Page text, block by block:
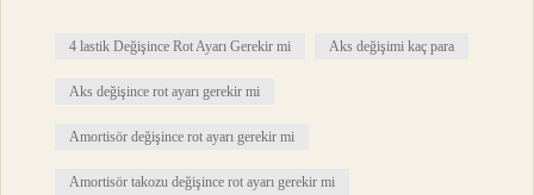
4 lastik Değişince Rot Ayarı Gerekir mi Aks değişimi kaç para
Aks değişince rot ayarı gerekir mi
Amortisör değişince rot ayarı gerekir mi
Amortisör takozu değişince rot ayarı gerekir mi